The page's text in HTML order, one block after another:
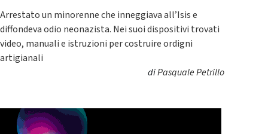
Arrestato un minorenne che inneggiava all’Isis e
diffondeva odio neonazista. Nei suoi dispositivi trovati
video, manuali e istruzioni per costruire ordigni
artigianali
diPasquale Petrillo